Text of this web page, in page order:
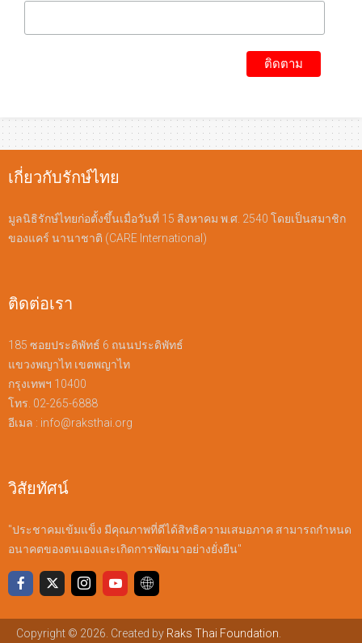
เกี่ยวกับรักษ์ไทย
มูลนิธิรักษ์ไทยก่อตั้งขึ้นเมื่อวันที่ 15 สิงหาคม พ.ศ. 2540 โดยเป็นสมาชิก
ของแคร์ นานาชาติ (CARE International)
ติดต่อเรา
185 ซอยประดิพัทธ์ 6 ถนนประดิพัทธ์
แขวงพญาไท เขตพญาไท
กรุงเทพฯ 10400
โทร. 02-265-6888
อีเมล : info@raksthai.org
วิสัยทัศน์
"ประชาคมเข้มแข็ง มีคุณภาพที่ดีได้สิทธิความเสมอภาค สามารถกำหนด
อนาคตของตนเองและเกิดการพัฒนาอย่างยั่งยืน"
Copyright © 2026. Created by Raks Thai Foundation